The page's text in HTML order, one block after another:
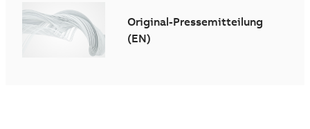
Original-Pressemitteilung
(EN)